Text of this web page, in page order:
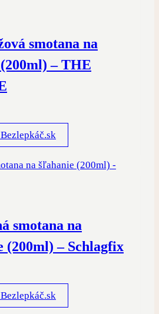
smotana na
– THE
smotana na
(200ml) – Schlagfix